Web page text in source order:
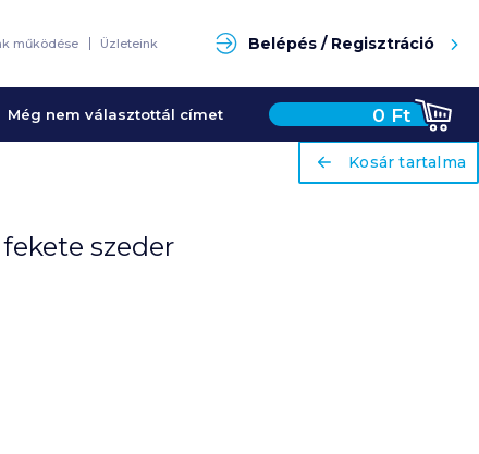
működése Üzleteink Belépés / Regisztráció
Még nem választottál címet 0 Ft
ariaLabel
Kosár tartalma
fekete szeder